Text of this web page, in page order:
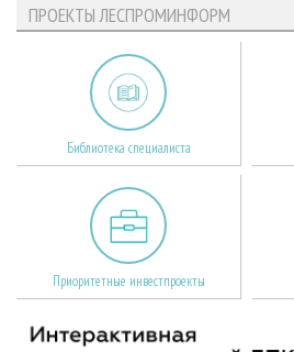
ПРОЕКТЫ ЛЕСПРОМИНФОРМ
Библиотека специалиста
Приоритетные инвестпроекты